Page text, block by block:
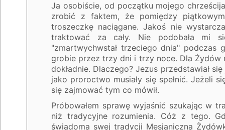
Ja osobiście, od początku mojego
zrobić z faktem, że pomiędzy
troszeczkę naciągane. Jakoś nie
traktować za cały. Nie podobała mi
"zmartwychwstał trzeciego dnia" podczas
grobie przez trzy dni i trzy noce. Dla Żydów
dokładnie. Dlaczego? Jezus przedstawiał
jako proroctwo musiały się spełnić. Jeżeli
się zajmować tym co mówił.
Próbowałem sprawę wyjaśnić szukając w
niż tradycyjne rozumienia. Cóż z tego.
świadoma swej tradycji Mesjaniczna